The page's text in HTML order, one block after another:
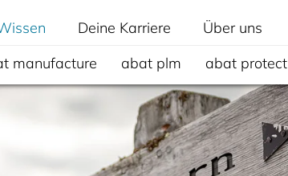
Deine Karriere Über uns
manufacture abat plm abat protect